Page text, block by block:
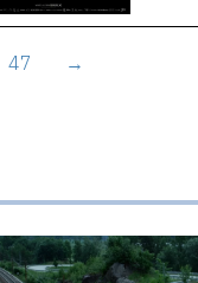
47 →